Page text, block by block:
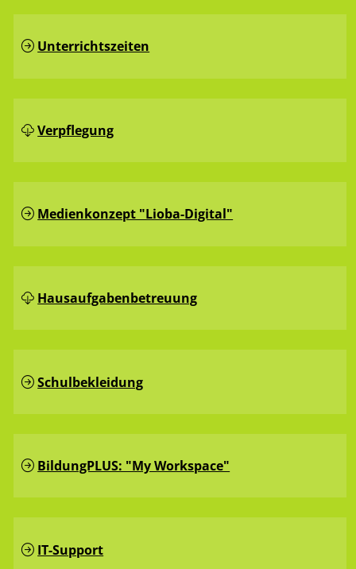
Unterrichtszeiten
Verpflegung
Medienkonzept "Lioba-Digital"
Hausaufgaben­betreuung
Schulbekleidung
BildungPLUS: "My Workspace"
IT-Support